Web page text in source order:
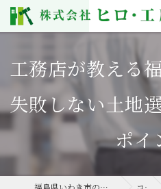
工務店が教える
失敗しない土地
ポイ